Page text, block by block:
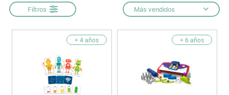
Filtros Más vendidos
+ 4 años + 6 años